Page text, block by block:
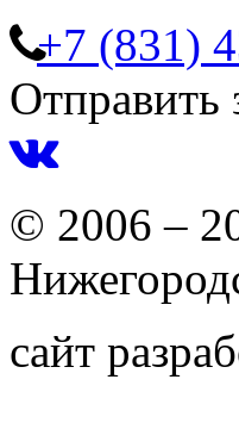
+7 (831)
Отправить
© 2006 –
сайт